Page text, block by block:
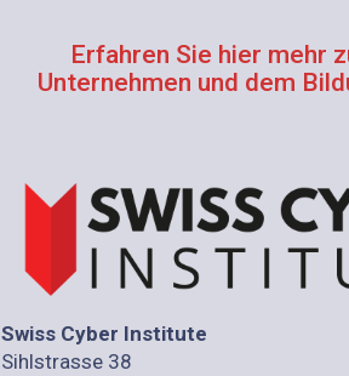
Erfahren Sie hier mehr
Unternehmen und dem
Swiss Cyber Institute
Sihlstrasse 38